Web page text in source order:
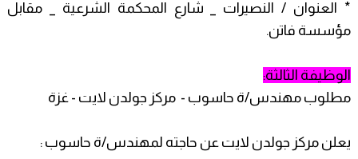
* العنوان / النصيرات _ شارع المحكمة الشرعية _ مقابل
مؤسسة فاتن.
الوظيفة الثالثة:
مطلوب مهندس/ة حاسوب - مركز جولدن لايت - غزة
يعلن مركز جولدن لايت عن حاجته لمهندس/ة حاسوب :